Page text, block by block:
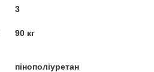
3
90 кг
пінополіуретан